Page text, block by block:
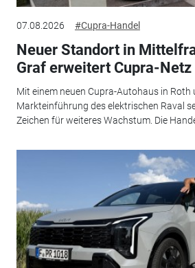
07.08.2026 #Cupra-Handel
Neuer Standort in
Graf erweitert Cupra-Netz
Mit einem neuen Cupra-Autohaus in Roth
Markteinführung des elektrischen Raval
Zeichen für weiteres Wachstum. Die